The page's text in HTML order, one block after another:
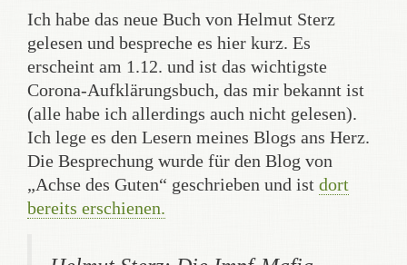
Ich habe das neue Buch von Helmut Sterz
gelesen und bespreche es hier kurz. Es
erscheint am 1.12. und ist das wichtigste
Corona-Aufklärungsbuch, das mir bekannt ist
(alle habe ich allerdings auch nicht gelesen).
Ich lege es den Lesern meines Blogs ans Herz.
Die Besprechung wurde für den Blog von
„Achse des Guten“ geschrieben und ist dort
bereits erschienen.